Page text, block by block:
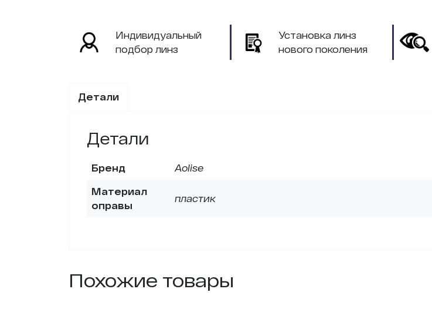
Индивидуальный
подбор линз
Установка линз
нового поколения
Детали
Детали
Бренд Aolise
Материал
оправы
пластик
Похожие товары